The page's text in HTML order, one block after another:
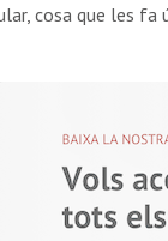
cosa que les fa